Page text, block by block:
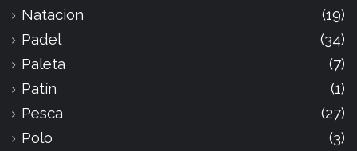
Natacion
(19)
Padel
(34)
Paleta
(7)
Patín
(1)
Pesca
(27)
Polo
(3)